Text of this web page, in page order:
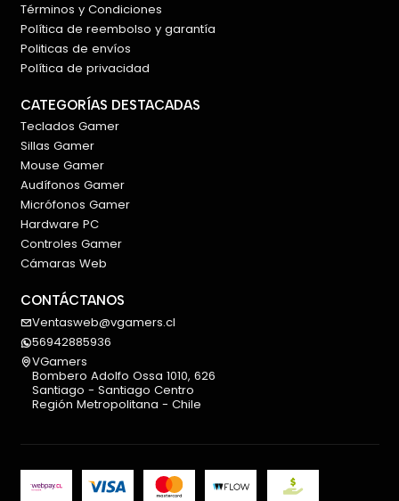
Términos y Condiciones
Política de reembolso y garantía
Politicas de envíos
Política de privacidad
CATEGORÍAS DESTACADAS
Teclados Gamer
Sillas Gamer
Mouse Gamer
Audífonos Gamer
Micrófonos Gamer
Hardware PC
Controles Gamer
Cámaras Web
CONTÁCTANOS
Ventasweb@vgamers.cl
56942885936
VGamers
Bombero Adolfo Ossa 1010, 626
Santiago - Santiago Centro
Región Metropolitana - Chile